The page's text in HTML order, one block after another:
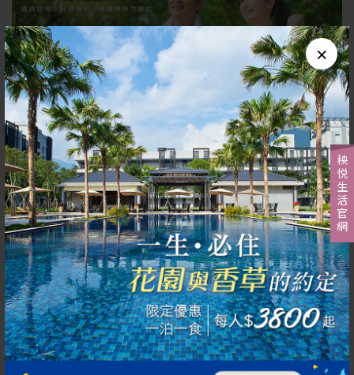
×
秧悦生活官網
健康壯世代｜邀請您再次回到秧悦，讓健康再次發生｜二
泊四食
即日起至2026/10/31｜雙人入住｜迷迭香尊貴客房。入住期
間，走進香草花園體驗有機香草嗅覺療癒，感受香氣與情緒
記憶的溫柔連結；體驗健康先機檢測，讓每一次入住都累積
更多健康價值。
24 JUL, 2026
了解更多 立即預定